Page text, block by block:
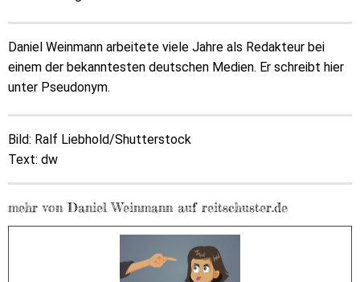
Daniel Weinmann arbeitete viele Jahre als Redakteur bei
einem der bekanntesten deutschen Medien. Er schreibt hier
unter Pseudonym.
Bild: Ralf Liebhold/Shutterstock
Text: dw
mehr von Daniel Weinmann auf reitschuster.de